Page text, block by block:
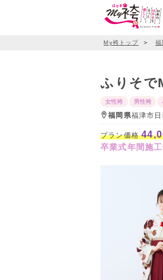
My袴トップ ＞ 福
ふりそで
女性袴 男性袴
福岡県福津市
プラン価格
卒業式年間施